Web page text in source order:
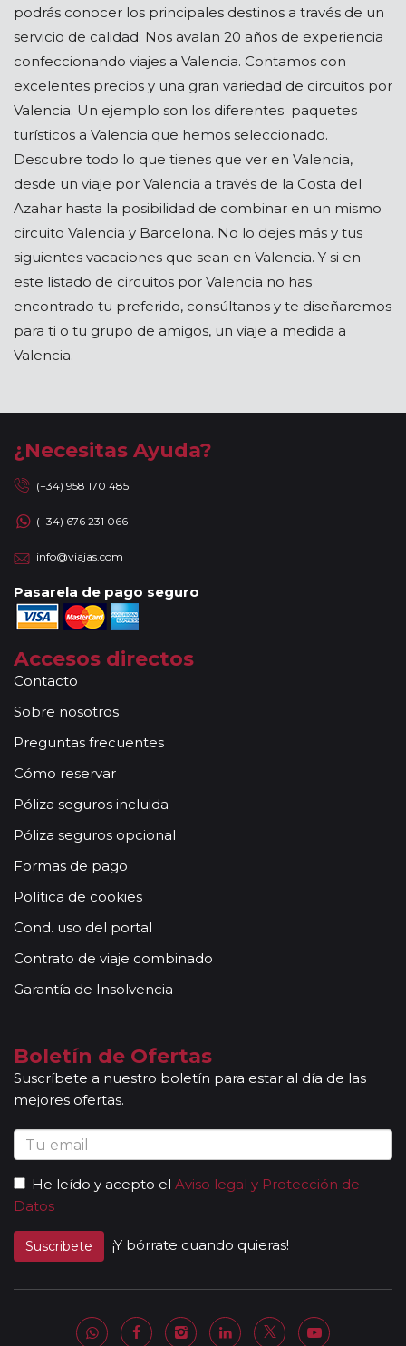
podrás conocer los principales destinos a través de un
servicio de calidad. Nos avalan 20 años de experiencia
confeccionando viajes a Valencia. Contamos con
excelentes precios y una gran variedad de circuitos por
Valencia. Un ejemplo son los diferentes paquetes
turísticos a Valencia que hemos seleccionado.
Descubre todo lo que tienes que ver en Valencia,
desde un viaje por Valencia a través de la Costa del
Azahar hasta la posibilidad de combinar en un mismo
circuito Valencia y Barcelona. No lo dejes más y tus
siguientes vacaciones que sean en Valencia. Y si en
este listado de circuitos por Valencia no has
encontrado tu preferido, consúltanos y te diseñaremos
para ti o tu grupo de amigos, un viaje a medida a
Valencia.
¿Necesitas Ayuda?
(+34) 958 170 485
(+34) 676 231 066
info@viajas.com
Pasarela de pago seguro
Accesos directos
Contacto
Sobre nosotros
Preguntas frecuentes
Cómo reservar
Póliza seguros incluida
Póliza seguros opcional
Formas de pago
Política de cookies
Cond. uso del portal
Contrato de viaje combinado
Garantía de Insolvencia
Boletín de Ofertas
Suscríbete a nuestro boletín para estar al día de las
mejores ofertas.
He leído y acepto el Aviso legal y Protección de
Datos
Suscribete ¡Y bórrate cuando quieras!